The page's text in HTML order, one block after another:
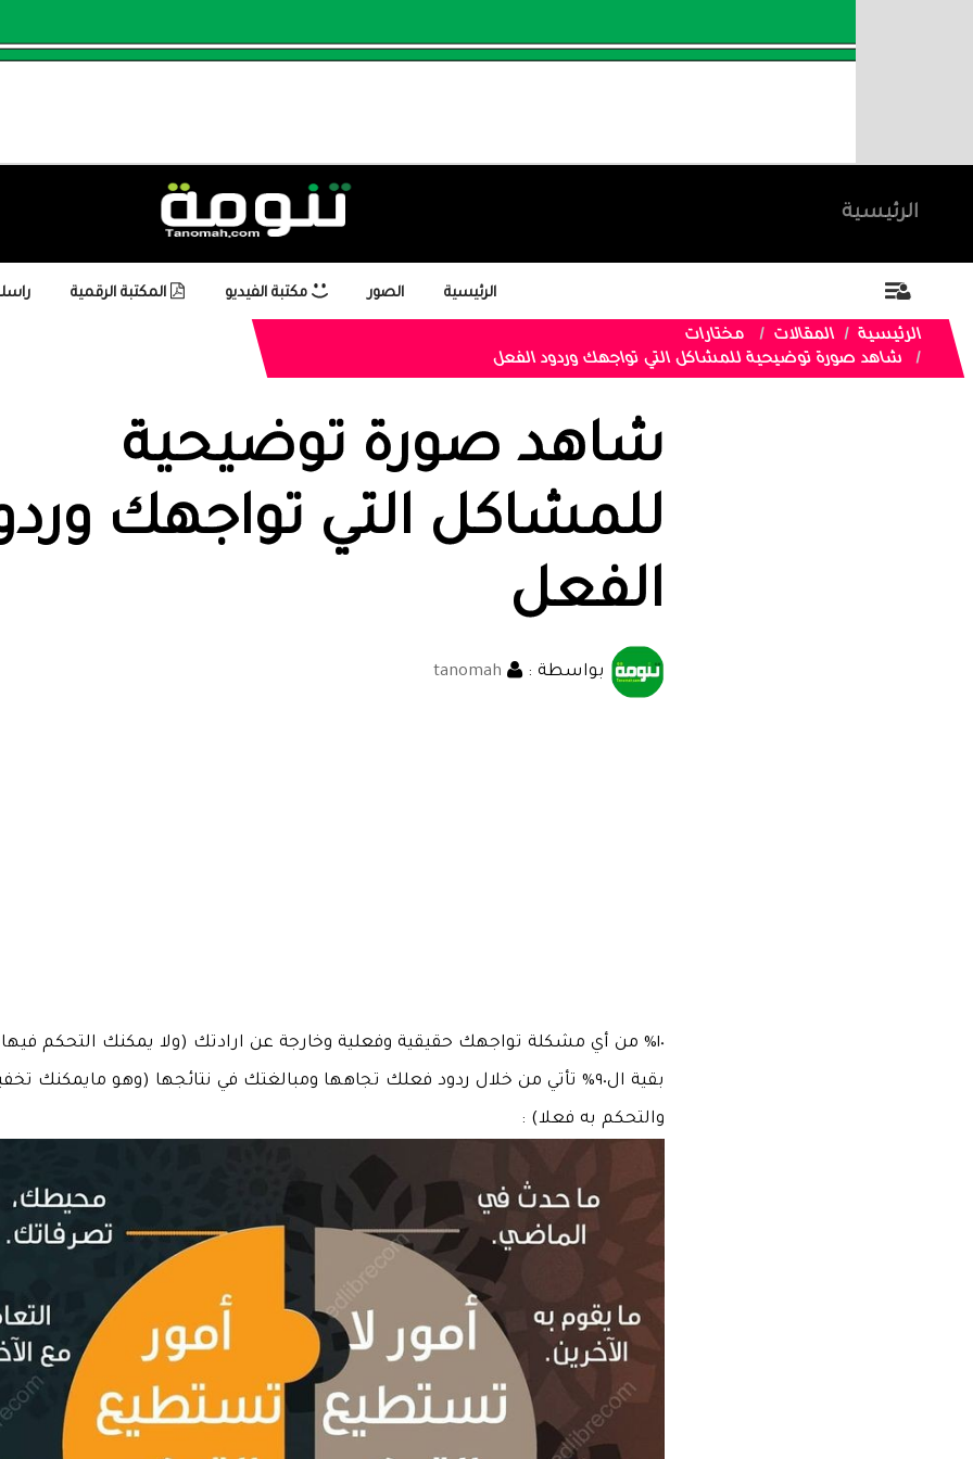
الرئيسية
الرئيسية الصور مكتبة الفيديو المكتبة الرقمية
الرئيسية المقالات
مختارات
شاهد صورة توضيحية للمشاكل التي تواجهك وردود الفعل
شاهد صورة توضيحية
للمشاكل التي تواجهك
الفعل
بواسطة : tanomah
١٠% من أي مشكلة تواجهك حقيقية وفعلية وخارجة عن ارادتك (ولا يمكنك التحكم فيها) ..
بقية ال٩٠% تأتي من خلال ردود فعلك تجاهها ومبالغتك في نتائجها (وهو مايمكنك
والتحكم به فعلا) :